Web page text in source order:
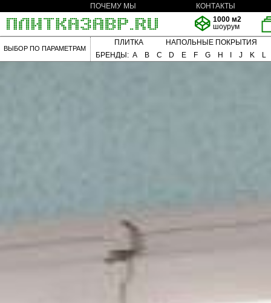
ПОЧЕМУ МЫ
КОНТАКТЫ
1000 м2
шоурум
ВЫБОР ПО ПАРАМЕТРАМ
ПЛИТКА
НАПОЛЬНЫЕ ПОКРЫТИЯ
БРЕНДЫ: A B C D E F G H J K L